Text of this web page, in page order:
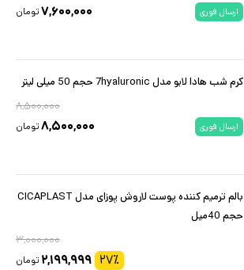
ارسال فوری ۷,۶۰۰,۰۰۰تومان
کرم شب هادا لابو مدل 7hyaluronic حجم 50 میلی لیتر
۸,۵۰۰,۰۰۰
ارسال فوری ۸,۵۰۰,۰۰۰تومان
بالم ترمیم کننده پوست لاروش پوزای مدل CICAPLAST
حجم 40میل
۳,۰۰۰,۰۰۰
۲۷٪ ۲,۱۹۹,۹۹۹ تومان